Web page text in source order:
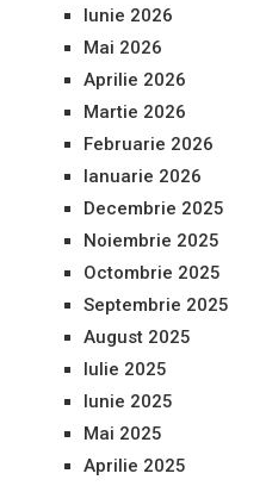
Iunie 2026
Mai 2026
Aprilie 2026
Martie 2026
Februarie 2026
Ianuarie 2026
Decembrie 2025
Noiembrie 2025
Octombrie 2025
Septembrie 2025
August 2025
Iulie 2025
Iunie 2025
Mai 2025
Aprilie 2025